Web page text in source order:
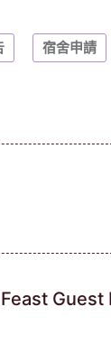
宿舍申請
Guest